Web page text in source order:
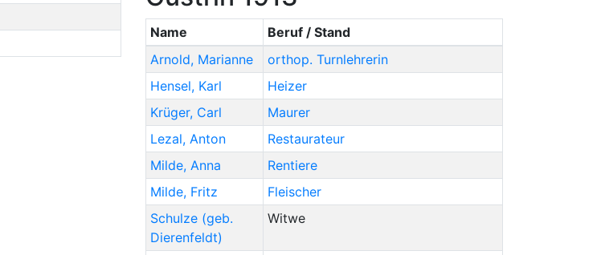
Name
Beruf / Stand
Arnold, Marianne
orthop. Turnlehrerin
Hensel, Karl
Heizer
Krüger, Carl
Maurer
Lezal, Anton
Restaurateur
Milde, Anna
Rentiere
Milde, Fritz
Fleischer
Schulze(geb.
Dierenfeldt)
Witwe